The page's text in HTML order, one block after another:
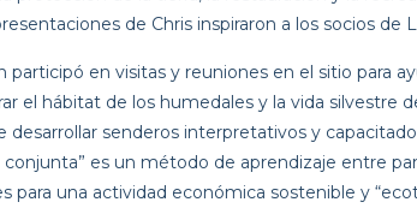
de Chris inspiraron a los socios
participó en visitas y reuniones en el sitio para
el hábitat de los humedales y la vida silvestre
desarrollar senderos interpretativos y
conjunta” es un método de aprendizaje entre
para una actividad económica sostenible y